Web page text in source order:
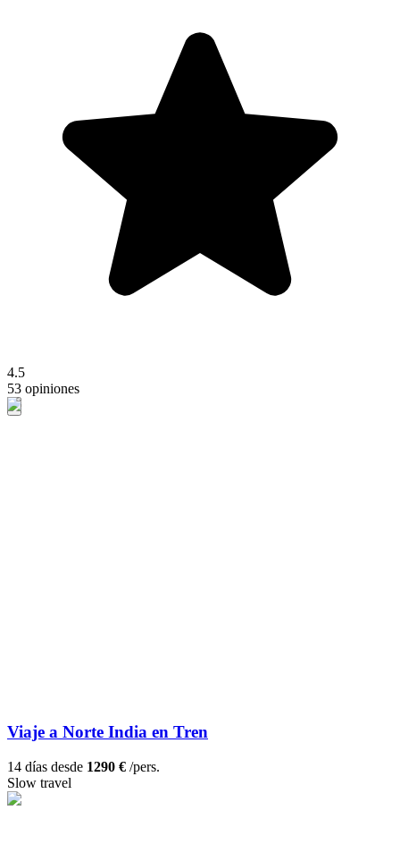
4.5
53 opiniones
Viaje a Norte India en Tren
14 días desde 1290 € /pers.
Slow travel